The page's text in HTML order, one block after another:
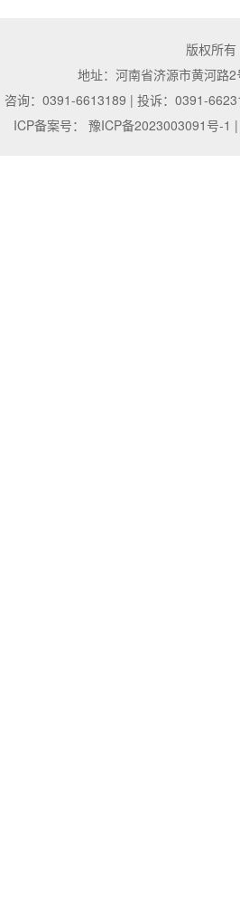
版权所
地址：河南省济源市黄河路
咨询：0391-6613189 | 投诉：0391-
ICP备案号：
豫ICP备2023003091号-1